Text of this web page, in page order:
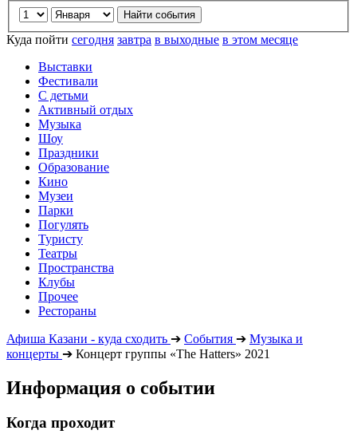
Куда пойти сегодня завтра в выходные в этом месяце
Выставки
Фестивали
С детьми
Активный отдых
Музыка
Шоу
Праздники
Образование
Кино
Музеи
Парки
Погулять
Туристу
Театры
Пространства
Клубы
Прочее
Рестораны
Афиша Казани - куда сходить ➔ События ➔ Музыка и
концерты ➔ Концерт группы «The Hatters» 2021
Информация о событии
Когда проходит